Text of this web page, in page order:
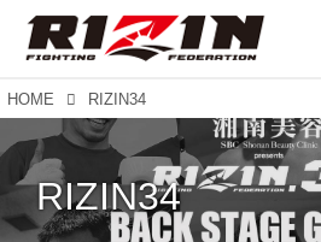
HOME RIZIN34
RIZIN34